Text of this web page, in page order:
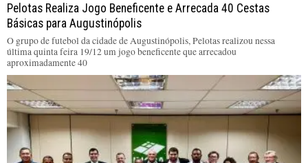
Pelotas Realiza Jogo Beneficente e Arrecada 40 Cestas
Básicas para Augustinópolis
O grupo de futebol da cidade de Augustinópolis, Pelotas realizou nessa
última quinta feira 19/12 um jogo beneficente que arrecadou
aproximadamente 40